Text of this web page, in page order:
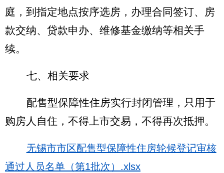
庭，到指定地点按序选房，办理合同签订、房
款交纳、贷款申办、维修基金缴纳等相关手
续。
七、相关要求
配售型保障性住房实行封闭管理，只用于
购房人自住，不得上市交易，不得再次抵押。
无锡市市区配售型保障性住房轮候登记审核
通过人员名单（第1批次）.xlsx